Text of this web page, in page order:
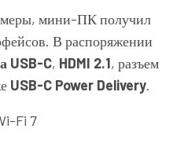
мини-ПК получил
В распоряжении
USB-C, HDMI 2.1, разъем
USB-C Power Delivery.